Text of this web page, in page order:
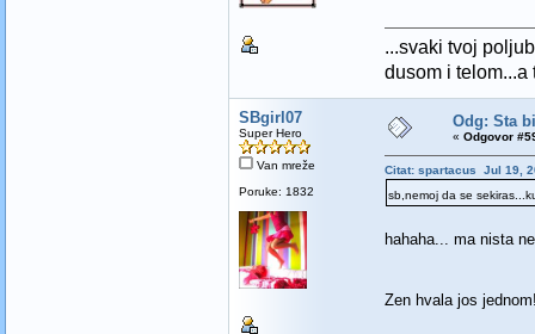
...svaki tvoj
dusom i telom...a
SBgirl07
Super Hero
Van mreže
Poruke: 1832
Odg: Sta
« Odgovor
Citat: spartacus Jul 19,
sb,nemoj da se
hahaha... ma nista
Zen hvala jos